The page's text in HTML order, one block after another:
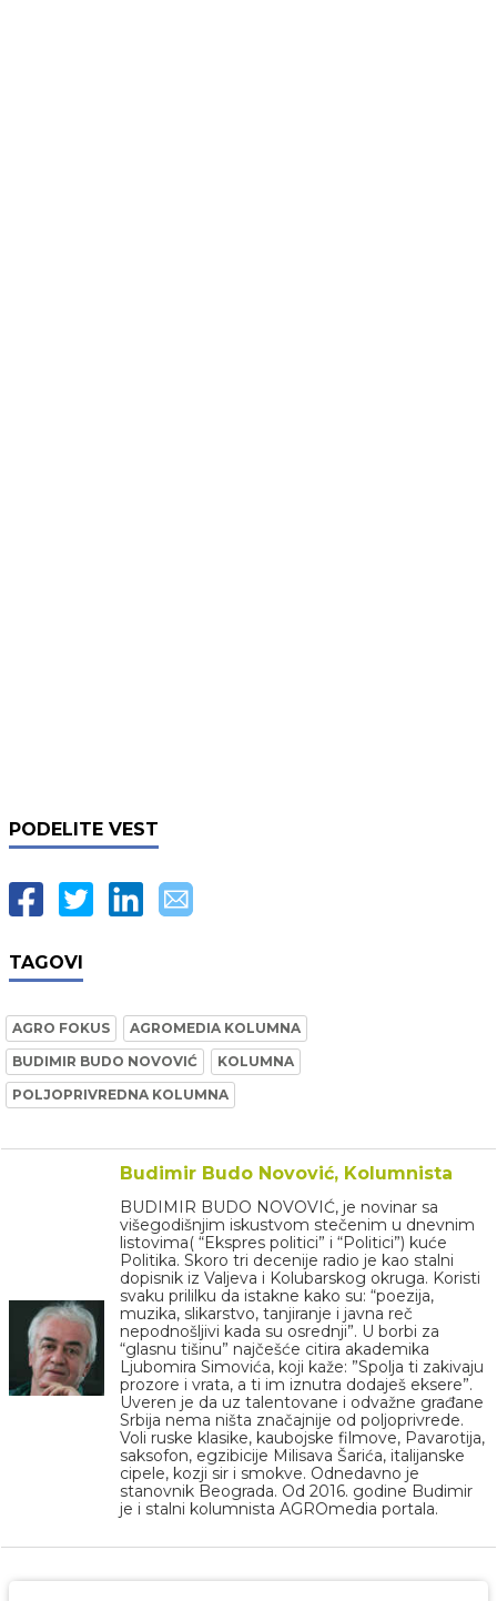
PODELITE VEST
TAGOVI
AGRO FOKUS
AGROMEDIA KOLUMNA
BUDIMIR BUDO NOVOVIĆ
KOLUMNA
POLJOPRIVREDNA KOLUMNA
Budimir Budo Novović, Kolumnista
BUDIMIR BUDO NOVOVIĆ, je novinar sa
višegodišnjim iskustvom stečenim u dnevnim
listovima( “Ekspres politici” i “Politici”) kuće
Politika. Skoro tri decenije radio je kao stalni
dopisnik iz Valjeva i Kolubarskog okruga. Koristi
svaku prililku da istakne kako su: “poezija,
muzika, slikarstvo, tanjiranje i javna reč
nepodnošljivi kada su osrednji”. U borbi za
“glasnu tišinu” najčešće citira akademika
Ljubomira Simovića, koji kaže: ”Spolja ti zakivaju
prozore i vrata, a ti im iznutra dodaješ eksere”.
Uveren je da uz talentovane i odvažne građane
Srbija nema ništa značajnije od poljoprivrede.
Voli ruske klasike, kaubojske filmove, Pavarotija,
saksofon, egzibicije Milisava Šarića, italijanske
cipele, kozji sir i smokve. Odnedavno je
stanovnik Beograda. Od 2016. godine Budimir
je i stalni kolumnista AGROmedia portala.